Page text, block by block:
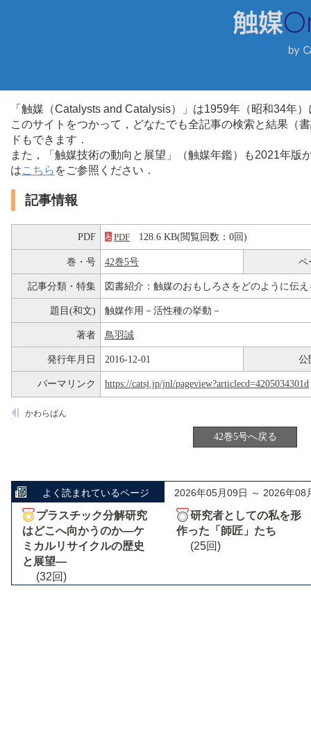
「触媒（Catalysts and Catalysis）」は1959年（昭和34年
このサイトをつかって，どなたでも全記事の検索と結果（
ドもできます．
また，「触媒技術の動向と展望」（触媒年鑑）も2021年
はこちら をご参照ください．
記事情報
PDF PDF 128.6 KB(閲覧回数：0回)
巻・号 42巻5号 ペ
記事分類・特集 図書紹介：触媒のおもしろさをどのように伝え
題目(和文) 触媒作用－活性種の挙動－
著者 鳥羽誠
発行年月日 2016-12-01 公
パーマリンク https://catsj.jp/jnl/pageview?articlecd=4205034301d
かわらばん
42巻5号へ戻る
よく読まれているページ 2026年05月09日 ～ 2026年08
プラスチック分解研究
はどこへ向かうのか―ケ
ミカルリサイクルの歴史
と展望―
(32回)
研究者としての私を形
作った「師匠」たち
(25回)